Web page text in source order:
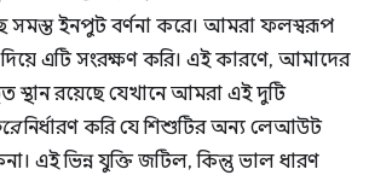
সমস্ত ইনপুট বর্ণনা করে। আমরা ফলস্বরূপ
এটি সংরক্ষণ করি। এই কারণে, আমাদের
স্থান রয়েছে যেখানে আমরা এই দুটি
নির্ধারণ করি যে শিশুটির অন্য লেআউট
এই ভিন্ন যুক্তি জটিল, কিন্তু ভাল ধারণ